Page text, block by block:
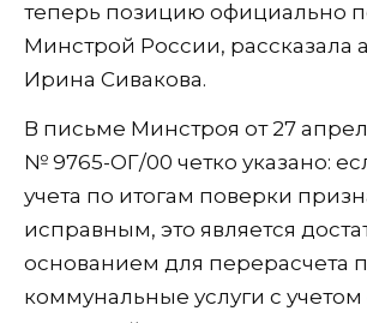
теперь позицию официально
Минстрой России, рассказала
Ирина Сивакова.
В письме Минстроя от 27
№ 9765-ОГ/00 четко указано:
учета по итогам поверки
исправным, это является
основанием для перерасчета
коммунальные услуги с учетом